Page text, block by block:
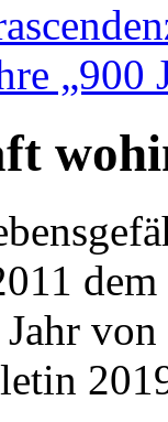
„900